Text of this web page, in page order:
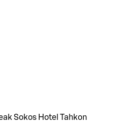
Sokos Hotel Tahkon